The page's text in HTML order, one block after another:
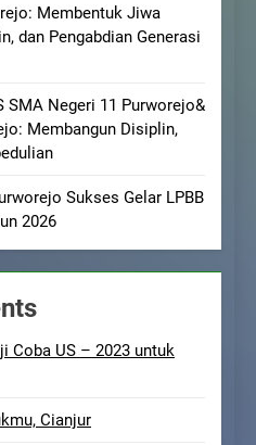
Membentuk Jiwa
dan Pengabdian Generasi
SMA Negeri 11 Purworejo&
Membangun Disiplin,
Sukses Gelar LPBB
2026
Coba US – 2023 untuk
Cianjur